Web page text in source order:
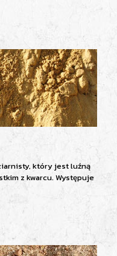
który jest luźną
z kwarcu. Występuje